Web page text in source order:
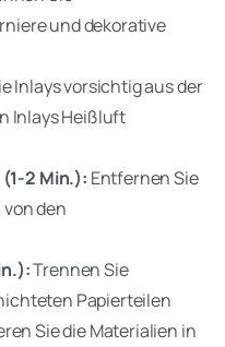
und dekorative
Inlays vorsichtig aus der
Inlays Heißluft
2 Min.): Entfernen Sie
den
Trennen Sie
Papierteilen
Sie die Materialien in